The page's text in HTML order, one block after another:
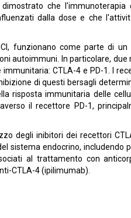
che
dalla dose e che
funzionano come parte di
autoimmuni. In particolare,
CTLA-4 e PD-1. I
di questi bersagli
risposta immunitaria delle
il recettore PD-1,
degli inibitori dei recettori
sistema endocrino, includendo
al trattamento con
CTLA-4 (ipilimumab).